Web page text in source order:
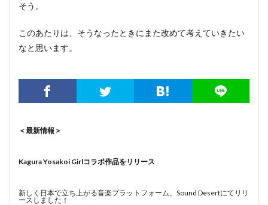
そう。
このあたりは、そうなったときにまた改めて考えていきたい
なと思います。
＜最新情報＞
Kagura Yosakoi Girlコラボ作品をリリース
新しく日本で立ち上がる音楽プラットフォーム、Sound Desertにてリリ
ースしました！